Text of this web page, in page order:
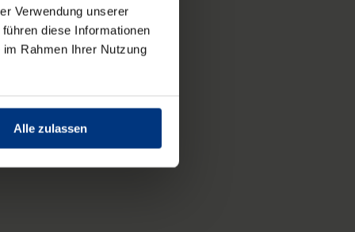
Verwendung unserer
diese Informationen
Rahmen Ihrer Nutzung
Alle zulassen